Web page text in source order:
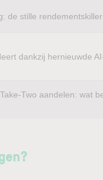
de stille
dankzij hernieuwde
Two aandelen: wat